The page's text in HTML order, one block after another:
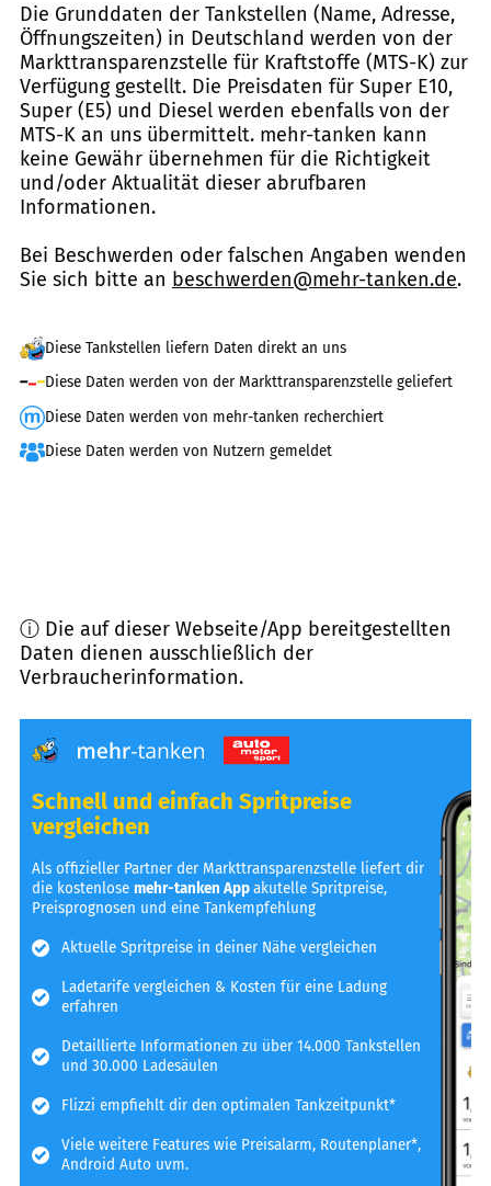
Die Grunddaten der Tankstellen (Name, Adresse,
Öffnungszeiten) in Deutschland werden von der
Markttransparenzstelle für Kraftstoffe (MTS-K) zur
Verfügung gestellt. Die Preisdaten für Super E10,
Super (E5) und Diesel werden ebenfalls von der
MTS-K an uns übermittelt. mehr-tanken kann
keine Gewähr übernehmen für die Richtigkeit
und/oder Aktualität dieser abrufbaren
Informationen.
Bei Beschwerden oder falschen Angaben wenden
Sie sich bitte an beschwerden@mehr-tanken.de.
Diese Tankstellen liefern Daten direkt an uns
Diese Daten werden von der Markttransparenzstelle geliefert
Diese Daten werden von mehr-tanken recherchiert
Diese Daten werden von Nutzern gemeldet
ⓘ Die auf dieser Webseite/App bereitgestellten
Daten dienen ausschließlich der
Verbraucherinformation.
Schnell und einfach Spritpreise
vergleichen
Als offizieller Partner der Markttransparenzstelle liefert dir
die kostenlosemehr-tanken Appakutelle Spritpreise,
Preisprognosen und eine Tankempfehlung
Aktuelle Spritpreise in deiner Nähe vergleichen
Ladetarife vergleichen & Kosten für eine Ladung
erfahren
Detaillierte Informationen zu über 14.000 Tankstellen
und 30.000 Ladesäulen
Flizzi empfiehlt dir den optimalen Tankzeitpunkt*
Viele weitere Features wie Preisalarm, Routenplaner*,
Android Auto uvm.